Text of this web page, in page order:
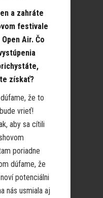
a zahráte
festivale
Air. Čo
získať?
že to
vrieť!
aby sa cítili
poriadne
dúfame, že
potenciálni
nás usmiala aj